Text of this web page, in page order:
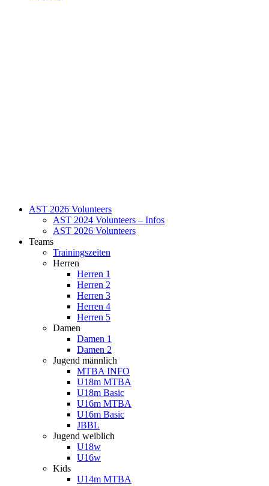
AST 2026 Volunteers
AST 2024 Volunteers – Infos
AST 2026 Volunteers
Teams
Trainingszeiten
Herren
Herren 1
Herren 2
Herren 3
Herren 4
Herren 5
Damen
Damen 1
Damen 2
Jugend männlich
MTBA INFO
U18m MTBA
U18m Basic
U16m MTBA
U16m Basic
JBBL
Jugend weiblich
U18w
U16w
Kids
U14m MTBA